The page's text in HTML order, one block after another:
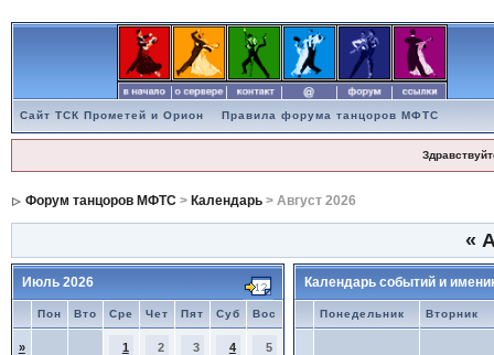
Сайт ТСК Прометей и Орион Правила форума танцоров МФТС
Форум танцоров МФТС> Календарь> Август 2026
«
Июль 2026
Пон Вто Сре Чет Пят Суб Вос
» 1 2 3 4 5
Календарь событий и
Понедельник Вторник